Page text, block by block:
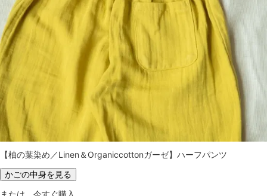
【柚の葉染め／Linen＆Organiccottonガーゼ】ハーフパンツ
かごの中身を見る
または、今すぐ購入